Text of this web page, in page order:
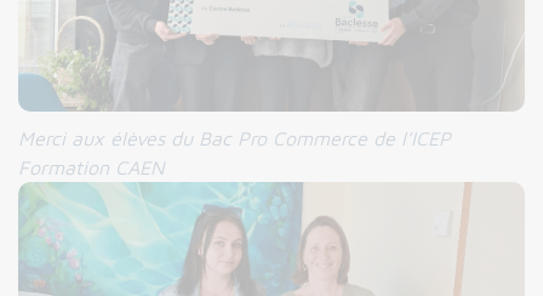
Merci aux élèves du Bac Pro Commerce de l’ICEP
Formation CAEN